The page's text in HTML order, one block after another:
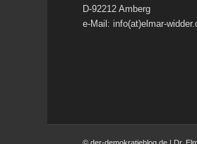
D-92212 Amberg
e-Mail: info(at)elmar-